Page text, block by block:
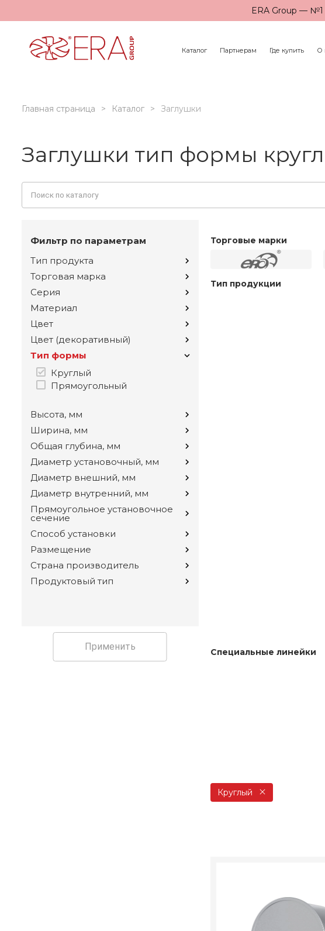
ERA Group — №1
Каталог Партнерам Где купить О
Главная страница Каталог Заглушки
Заглушки тип формы
Фильтр по параметрам
Тип продукта
Торговая марка
Серия
Материал
Цвет
Цвет (декоративный)
Тип формы
Круглый
Прямоугольный
Высота, мм
Ширина, мм
Общая глубина, мм
Диаметр установочный, мм
Диаметр внешний, мм
Диаметр внутренний, мм
Прямоугольное установочное
сечение
Способ установки
Размещение
Страна производитель
Продуктовый тип
Применить
Торговые марки
Тип продукции
Специальные линейки
Круглый